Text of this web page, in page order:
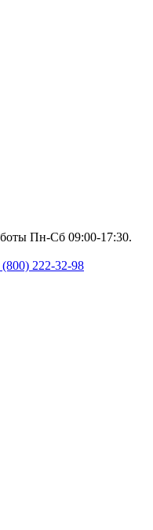
Пн-Сб 09:00-17:30.
(800) 222-32-98